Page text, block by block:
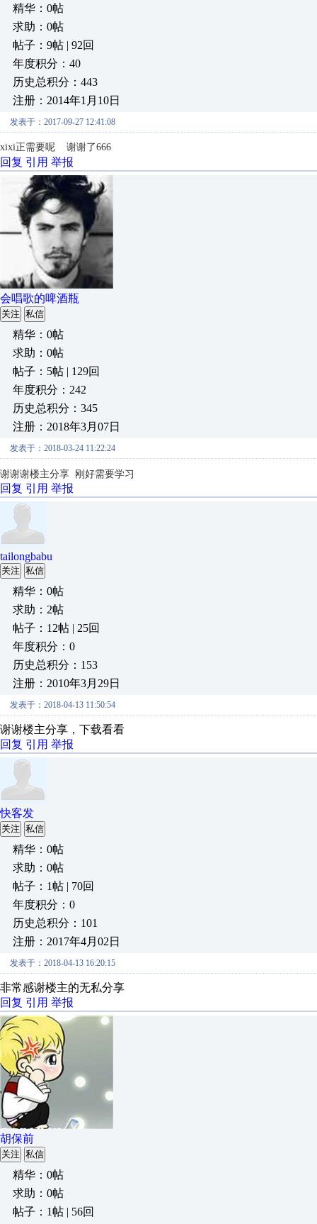
精华：0帖
求助：0帖
帖子：9帖 | 92回
年度积分：40
历史总积分：443
注册：2014年1月10日
发表于：2017-09-27 12:41:08
xixi正需要呢 谢谢了666
回复 引用 举报
会唱歌的啤酒瓶
关注 私信
精华：0帖
求助：0帖
帖子：5帖 | 129回
年度积分：242
历史总积分：345
注册：2018年3月07日
发表于：2018-03-24 11:22:24
谢谢谢楼主分享 刚好需要学习
回复 引用 举报
tailongbabu
关注 私信
精华：0帖
求助：2帖
帖子：12帖 | 25回
年度积分：0
历史总积分：153
注册：2010年3月29日
发表于：2018-04-13 11:50:54
谢谢楼主分享，下载看看
回复 引用 举报
快客发
关注 私信
精华：0帖
求助：0帖
帖子：1帖 | 70回
年度积分：0
历史总积分：101
注册：2017年4月02日
发表于：2018-04-13 16:20:15
非常感谢楼主的无私分享
回复 引用 举报
胡保前
关注 私信
精华：0帖
求助：0帖
帖子：1帖 | 56回